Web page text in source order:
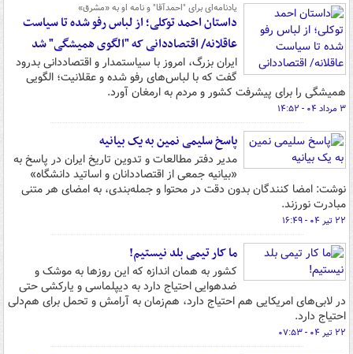
یادنامه‌ای برای "احمدآقا" و نامه او به «مشرق»
داستان احمد توکلی؛ از لباس رفو شده تا سیاست
عاقلانه/ اقتصاددانی که "الگوی همیشگی" شد
ایران بزرگ، امروز با سیاستمدار و اقتصاددانی بدرود
گفت که با لباس‌های رفو شده و عقلانیت؛ الگویی
همیشگی را برای پیشرفت کشور و مردم به ارمغان آورد.
۳ مرداد ۰۴ - ۱۴:۵۲
پاسخ سلیمی نمین به یک بیانیه
مدیر دفتر مطالعات و تدوین تاریخ ایران در پاسخ به
«بیانیه جمعی از اقتصاددانان و اساتید دانشگاه»
نوشت: امضا کنندگان بدون دقت در محتوا و جمله‌بندی، به امضای هر متنی
مبادرت نورزند.
۲۲ تیر ۰۴ - ۱۶:۴۹
ما کار تیمی بلد نیستیم!
کشور به همان اندازه که این روزها به موشک و
ضدهوایی احتیاج دارد به دیپلماسی و یارکشی حتی
در لابی‌های امریکایی هم احتیاج دارد، هم‌زمان به آرامش و تحمل برای هم‌دلی
احتیاج دارد.
۲۲ تیر ۰۴ - ۰۷:۵۳